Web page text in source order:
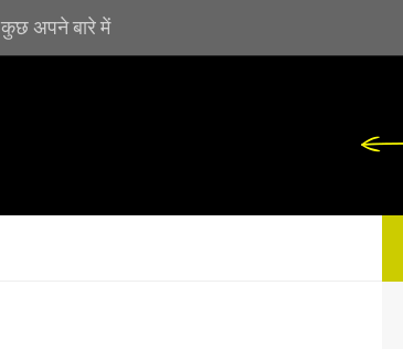
कुछ अपने बारे में